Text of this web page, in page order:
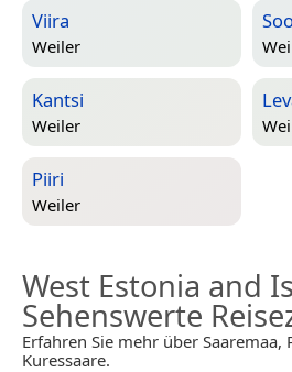
Viira
Weiler
Kantsi
Weiler
Piiri
Weiler
West Estonia and
Sehenswerte
Erfahren Sie mehr über Saaremaa,
Kuressaare.